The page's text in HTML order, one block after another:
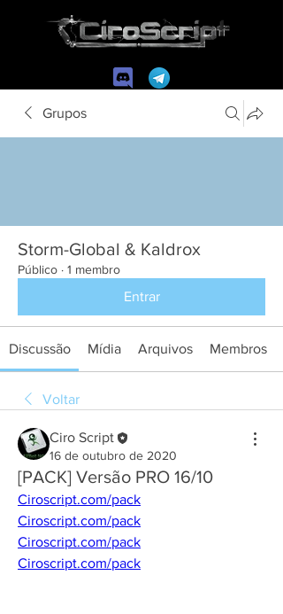
Grupos
Storm-Global & Kaldrox
Público · 1 membro
Entrar
Discussão Mídia Arquivos Membros
Voltar
Ciro Script
16 de outubro de 2020
[PACK] Versão PRO 16/10
Ciroscript.com/pack
Ciroscript.com/pack
Ciroscript.com/pack
Ciroscript.com/pack